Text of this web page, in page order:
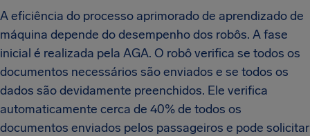
A eficiência do processo aprimorado de aprendizado de
máquina depende do desempenho dos robôs. A fase
inicial é realizada pela AGA. O robô verifica se todos os
documentos necessários são enviados e se todos os
dados são devidamente preenchidos. Ele verifica
automaticamente cerca de 40% de todos os
documentos enviados pelos passageiros e pode solicitar